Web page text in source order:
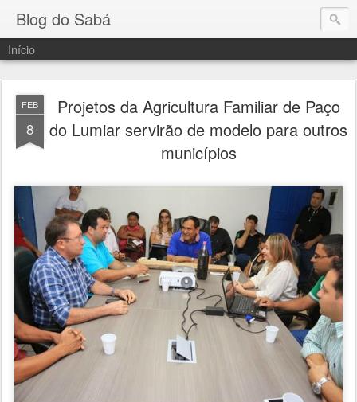
Blog do Sabá
Início
FEB
8
Projetos da Agricultura Familiar de Paço
do Lumiar servirão de modelo para outros
municípios